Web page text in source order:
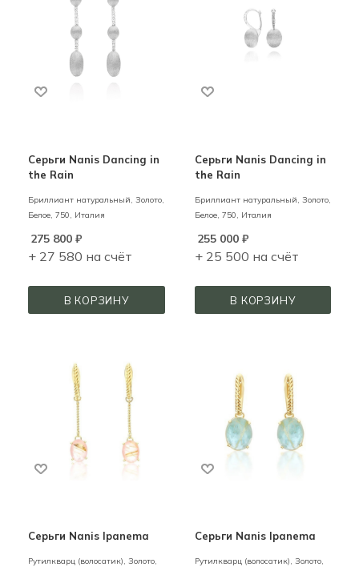
Серьги Nanis Dancing in
the Rain
Бриллиант натуральный, Золото,
Белое, 750, Италия
275 800 ₽
+ 27 580 на счёт
В КОРЗИНУ
Серьги Nanis Dancing in
the Rain
Бриллиант натуральный, Золото,
Белое, 750, Италия
255 000₽
+ 25 500 на счёт
В КОРЗИНУ
Серьги Nanis Ipanema
Рутилкварц (волосатик), Золото,
Серьги Nanis Ipanema
Рутилкварц (волосатик), Золото,